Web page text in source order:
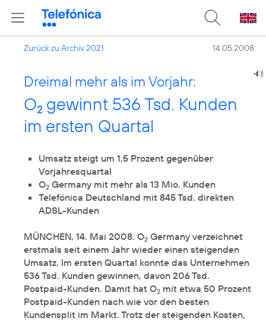
Zurück zu Archiv 2021 14.05.2008
Dreimal mehr als im Vorjahr:
O2 gewinnt 536 Tsd. Kunden
im ersten Quartal
Umsatz steigt um 1,5 Prozent gegenüber
Vorjahresquartal
O2 Germany mit mehr als 13 Mio. Kunden
Telefónica Deutschland mit 845 Tsd. direkten
ADSL-Kunden
MÜNCHEN, 14. Mai 2008. O2 Germany verzeichnet
erstmals seit einem Jahr wieder einen steigenden
Umsatz. Im ersten Quartal konnte das Unternehmen
536 Tsd. Kunden gewinnen, davon 206 Tsd.
Postpaid-Kunden. Damit hat O2 mit etwa 50 Prozent
Postpaid-Kunden nach wie vor den besten
Kundensplit im Markt. Trotz der steigenden Kosten,